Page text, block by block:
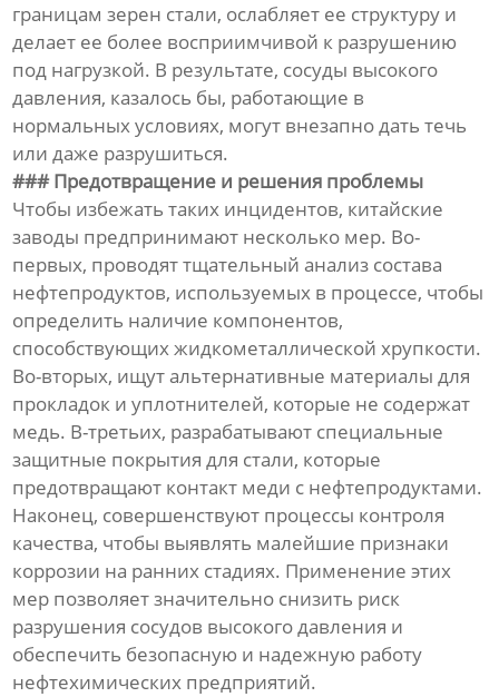
границам зерен стали, ослабляет ее структуру и
делает ее более восприимчивой к разрушению
под нагрузкой. В результате, сосуды высокого
давления, казалось бы, работающие в
нормальных условиях, могут внезапно дать течь
или даже разрушиться.
### Предотвращение и решения проблемы
Чтобы избежать таких инцидентов, китайские
заводы предпринимают несколько мер. Во-
первых, проводят тщательный анализ состава
нефтепродуктов, используемых в процессе, чтобы
определить наличие компонентов,
способствующих жидкометаллической хрупкости.
Во-вторых, ищут альтернативные материалы для
прокладок и уплотнителей, которые не содержат
медь. В-третьих, разрабатывают специальные
защитные покрытия для стали, которые
предотвращают контакт меди с нефтепродуктами.
Наконец, совершенствуют процессы контроля
качества, чтобы выявлять малейшие признаки
коррозии на ранних стадиях. Применение этих
мер позволяет значительно снизить риск
разрушения сосудов высокого давления и
обеспечить безопасную и надежную работу
нефтехимических предприятий.